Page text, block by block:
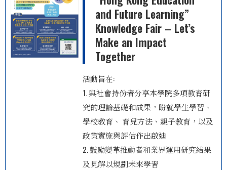
and Future Learning”
Knowledge Fair – Let’s
Make an Impact
Together
活動旨在:
1. 與社會持份者分享本學院多項教育研
究的理論基礎和成果，盼就學生學習、
學校教育、 育兒方法、親子教育，以及
政策實施與評估作出啟迪
2. 鼓勵變革推動者和業界運用研究結果
及見解以規劃未來學習